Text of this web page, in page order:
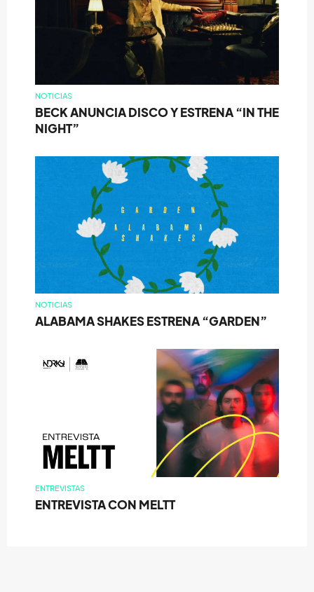
NOTICIAS
BECK ANUNCIA DISCO Y ESTRENA “IN THE
NIGHT”
NOTICIAS
ALABAMA SHAKES ESTRENA “GARDEN”
ENTREVISTAS
ENTREVISTA CON MELTT